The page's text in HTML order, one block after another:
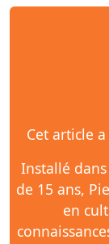
Cet article
Installé
de 15 ans,
en